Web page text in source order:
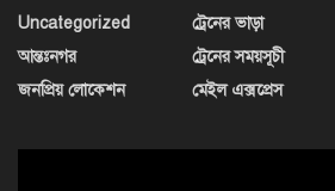
Uncategorized
আন্তঃনগর
জনপ্রিয় লোকেশন
ট্রেনের ভাড়া
ট্রেনের সময়সূচী
মেইল এক্সপ্রেস